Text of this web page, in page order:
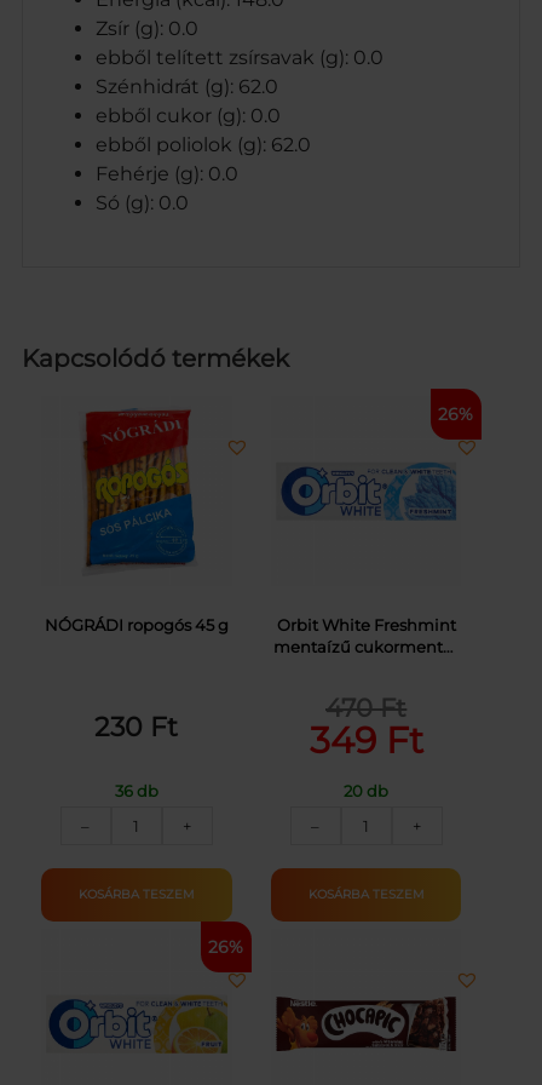
Zsír (g): 0.0
ebből telített zsírsavak (g): 0.0
Szénhidrát (g): 62.0
ebből cukor (g): 0.0
ebből poliolok (g): 62.0
Fehérje (g): 0.0
Só (g): 0.0
Kapcsolódó termékek
NÓGRÁDI ropogós 45 g
230 Ft
36 db
–
NÓGRÁDI
SÓS
PÁLCIKA
mennyiség
+
KOSÁRBA TESZEM
26%
Orbit White Freshmint
mentaízű cukormentes
470Ft
Original
price
was:
470 Ft.
349 Ft
Current
price
349 Ft.
20 db
–
ORBIT
FRESHMINT
DRAZSÉ
+
KOSÁRBA TESZEM
26%